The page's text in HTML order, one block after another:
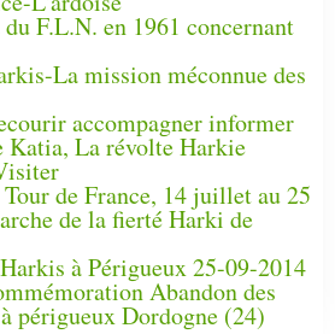
F.L.N. en 1961 concernant
La mission méconnue des
accompagner informer
Katia, La révolte Harkie
de France, 14 juillet au 25
de la fierté Harki de
à Périgueux 25-09-2014
Abandon des
périgueux Dordogne (24)